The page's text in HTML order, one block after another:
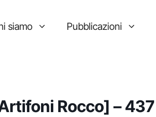
siamo Pubblicazioni
Rocco] – 437